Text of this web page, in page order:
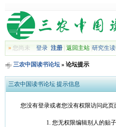
»您尚未 登录 注册| 返回主站| 研究生
三农中国读书论坛» 论坛提示
三农中国读书论坛 提示信息
您没有登录或者您没有权限访问此
您无权限编辑别人的贴子